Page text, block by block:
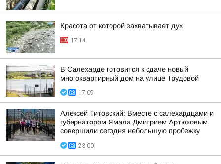
Красота от которой захватывает дух
17:14
В Салехарде готовится к сдаче новый
многоквартирный дом на улице Трудовой
17:09
Алексей Титовский: Вместе с салехардцами и
губернатором Ямала Дмитрием Артюховым
совершили сегодня небольшую пробежку
23:00